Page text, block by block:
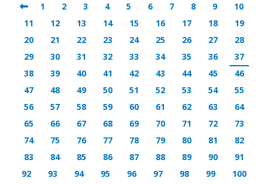
1 2 3 4 5 6 7 8 9
10
11
12 13 14 15 16 17 18
19
20
21 22 23 24 25 26 27
28
29
30 31 32 33 34 35 36
37
38
39 40 41 42 43 44 45
46
47
48 49 50 51 52 53 54
55
56
57 58 59 60 61 62 63
64
65
66 67 68 69 70 71 72
73
74
75 76 77 78 79 80 81
82
83
84 85 86 87 88 89 90
91
92
93 94 95 96 97 98 99
100